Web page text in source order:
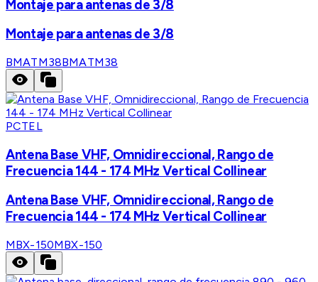
Montaje para antenas de 3/8
Montaje para antenas de 3/8
BMATM38BMATM38
PCTEL
Antena Base VHF, Omnidireccional, Rango de
Frecuencia 144 - 174 MHz Vertical Collinear
Antena Base VHF, Omnidireccional, Rango de
Frecuencia 144 - 174 MHz Vertical Collinear
MBX-150MBX-150